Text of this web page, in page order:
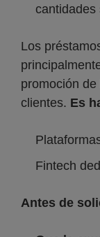
cantidades
Los
promoción
clientes. Es
Fintech
Antes de